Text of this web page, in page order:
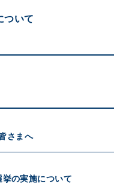
ついて
さまへ
の実施について